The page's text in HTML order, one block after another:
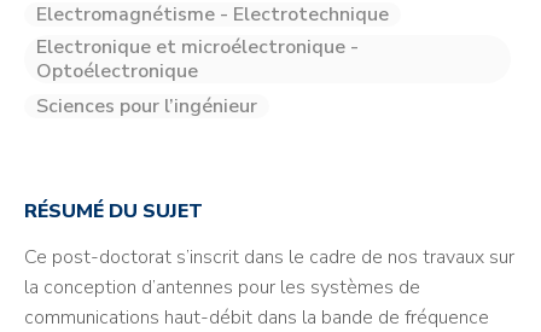
Electromagnétisme - Electrotechnique
Electronique et microélectronique -
Optoélectronique
Sciences pour l’ingénieur
RÉSUMÉ DU SUJET
Ce post-doctorat s’inscrit dans le cadre de nos travaux sur
la conception d’antennes pour les systèmes de
communications haut-débit dans la bande de fréquence